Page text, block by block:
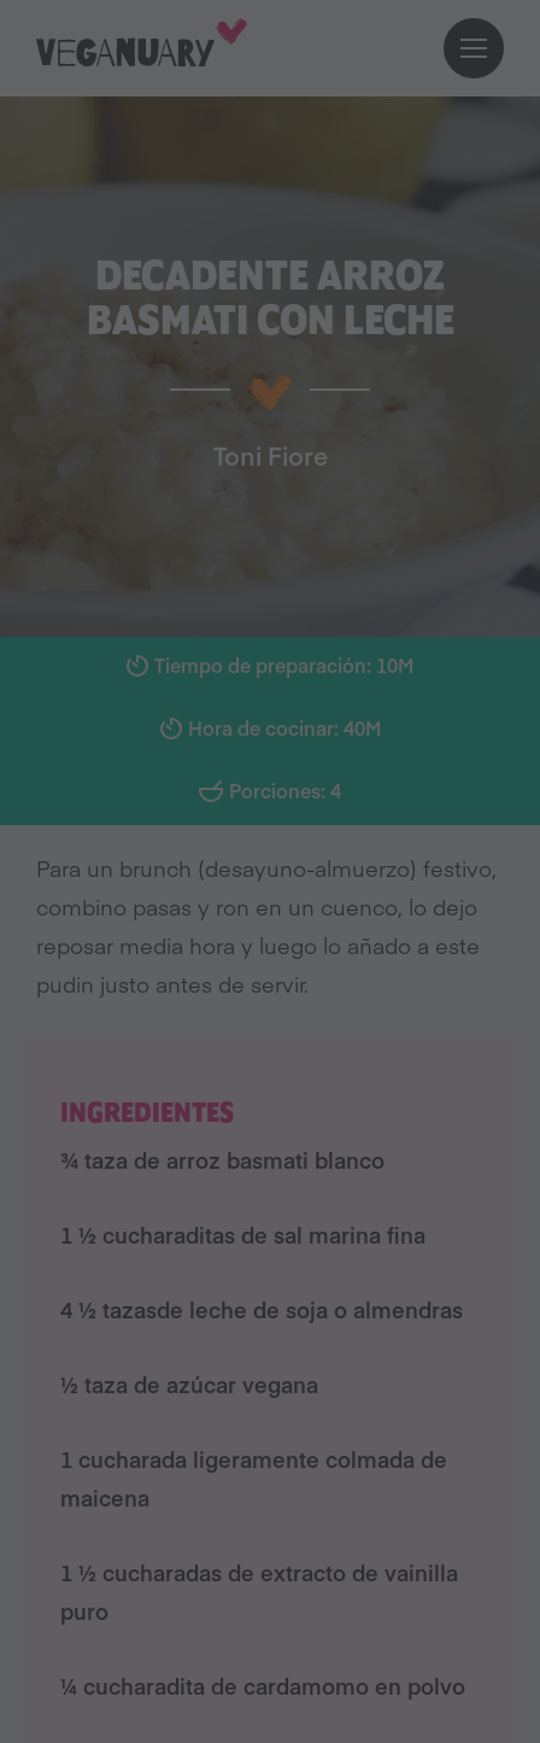
DECADENTE ARROZ
BASMATI CON LECHE
Toni Fiore
Tiempo de preparación: 10M
Hora de cocinar: 40M
Porciones: 4
Para un brunch (desayuno-almuerzo) festivo,
combino pasas y ron en un cuenco, lo dejo
reposar media hora y luego lo añado a este
pudin justo antes de servir.
INGREDIENTES
¾ taza de arroz basmati blanco
1 ½ cucharaditas de sal marina fina
4 ½ tazasde leche de soja o almendras
½ taza de azúcar vegana
1 cucharada ligeramente colmada de
maicena
1 ½ cucharadas de extracto de vainilla
puro
¼ cucharadita de cardamomo en polvo